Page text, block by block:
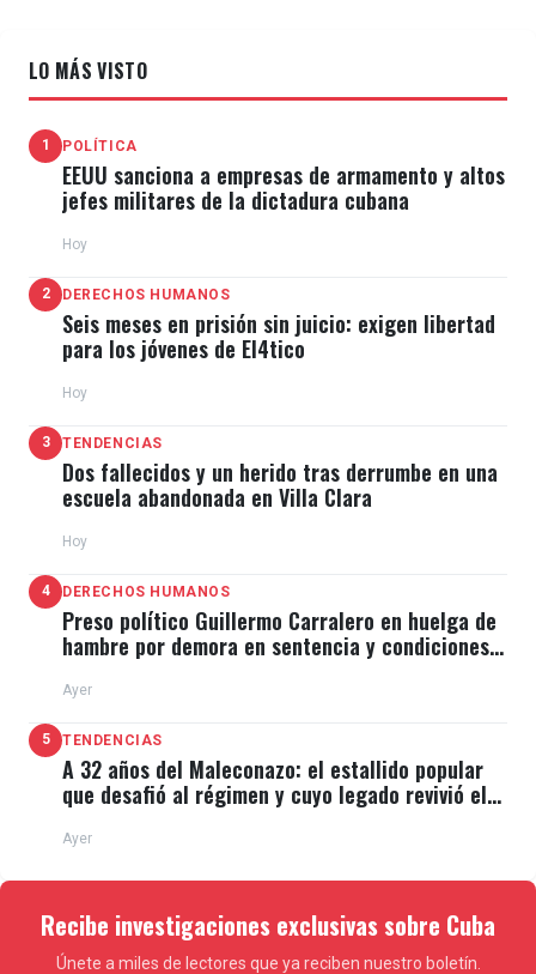
LO MÁS VISTO
1 POLÍTICA
EEUU sanciona a empresas de armamento y altos
jefes militares de la dictadura cubana
Hoy
2 DERECHOS HUMANOS
Seis meses en prisión sin juicio: exigen libertad
para los jóvenes de El4tico
Hoy
3 TENDENCIAS
Dos fallecidos y un herido tras derrumbe en una
escuela abandonada en Villa Clara
Hoy
4 DERECHOS HUMANOS
Preso político Guillermo Carralero en huelga de
hambre por demora en sentencia y condiciones
Ayer
5 TENDENCIAS
A 32 años del Maleconazo: el estallido popular
que desafió al régimen y cuyo legado revivió el
Ayer
Recibe investigaciones exclusivas sobre Cuba
Únete a miles de lectores que ya reciben nuestro boletín.